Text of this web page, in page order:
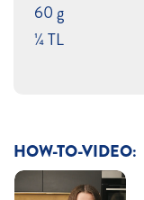
HOW-TO-VIDEO:
60 g
¼ TL